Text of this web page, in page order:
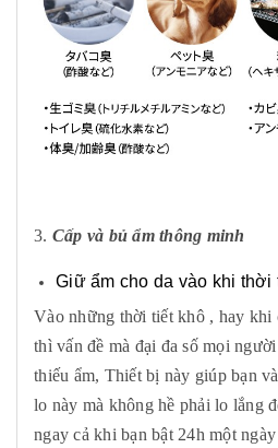
3. Cấp và bủ ẩm thông minh
Giữ ẩm cho da vào khi thời
Vào những thời tiết khô , hay khi
thì vấn đề mà đại đa số mọi
thiếu ẩm, Thiết bị này giúp bạn
lo này mà không hề phải lo lắng
ngay cả khi bạn bật 24h một